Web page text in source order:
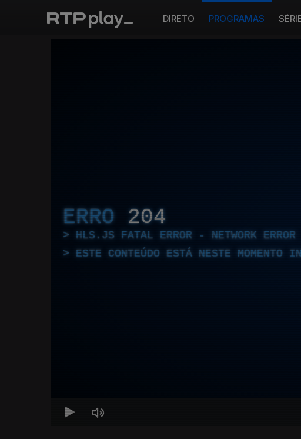
DIRETO PROGRAMAS
ERRO 204
HLS.JS FATAL ERROR - NETWORK ERROR
ESTE CONTEÚDO ESTÁ NESTE MOMENTO